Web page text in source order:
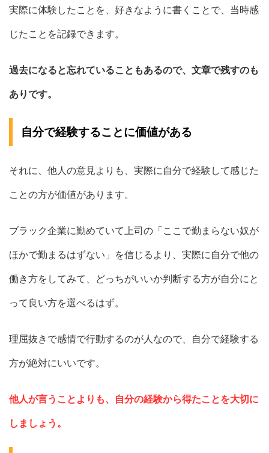
実際に体験したことを、好きなように書くことで、当時感
じたことを記録できます。
過去になると忘れていることもあるので、文章で残すのも
ありです。
自分で経験することに価値がある
それに、他人の意見よりも、実際に自分で経験して感じた
ことの方が価値があります。
ブラック企業に勤めていて上司の「ここで勤まらない奴が
ほかで勤まるはずない」を信じるより、実際に自分で他の
働き方をしてみて、どっちがいいか判断する方が自分にと
って良い方を選べるはず。
理屈抜きで感情で行動するのが人なので、自分で経験する
方が絶対にいいです。
他人が言うことよりも、自分の経験から得たことを大切に
しましょう。